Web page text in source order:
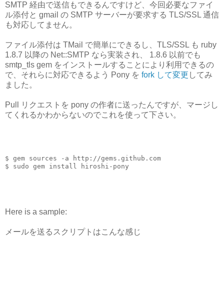
SMTP 経由で送信もできるんですけど、今回必要なファイ
ル添付と gmail の SMTP サーバーが要求する TLS/SSL 通信
も対応してません。
ファイル添付は TMail で簡単にできるし、TLS/SSL も ruby
1.8.7 以降の Net::SMTP なら実装され、 1.8.6 以前でも
smtp_tls gem をインストールすることにより利用できるの
で、それらに対応できるよう Pony を fork して変更 してみ
ました。
Pull リクエストを pony の作者に送ったんですが、マージし
てくれるかわからないのでこれを使って下さい。
$ gem sources -a http://gems.github.com
$ sudo gem install hiroshi-pony
Here is a sample:
メールを送るスクリプトはこんな感じ